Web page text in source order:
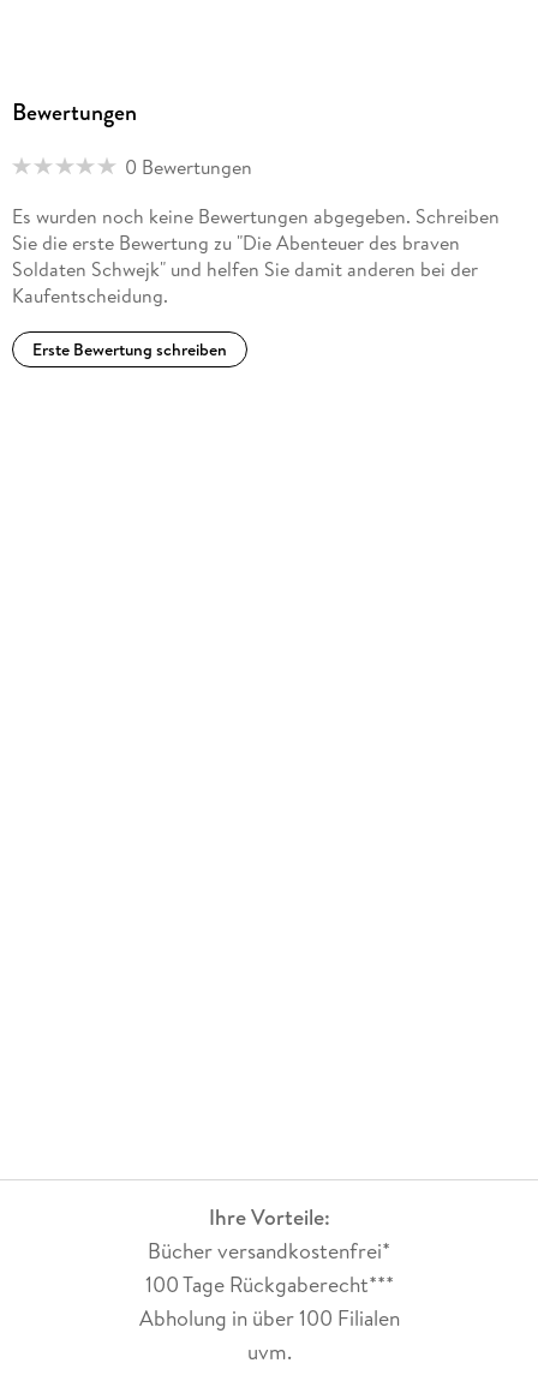
Bewertungen
0 Bewertungen
Es wurden noch keine Bewertungen abgegeben. Schreiben
Sie die erste Bewertung zu "Die Abenteuer des braven
Soldaten Schwejk" und helfen Sie damit anderen bei der
Kaufentscheidung.
Erste Bewertung schreiben
Ihre Vorteile:
Bücher versandkostenfrei*
100 Tage Rückgaberecht***
Abholung in über 100 Filialen
uvm.